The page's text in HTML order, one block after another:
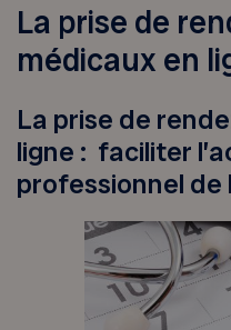
La prise de
médicaux en
La prise de
ligne : faciliter
professionnel de